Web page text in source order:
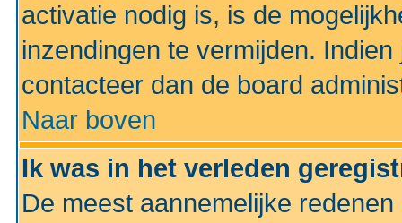
activatie nodig is, is de
inzendingen te vermijden.
contacteer dan de board
Naar boven
Ik was in het verleden
De meest aannemelijke